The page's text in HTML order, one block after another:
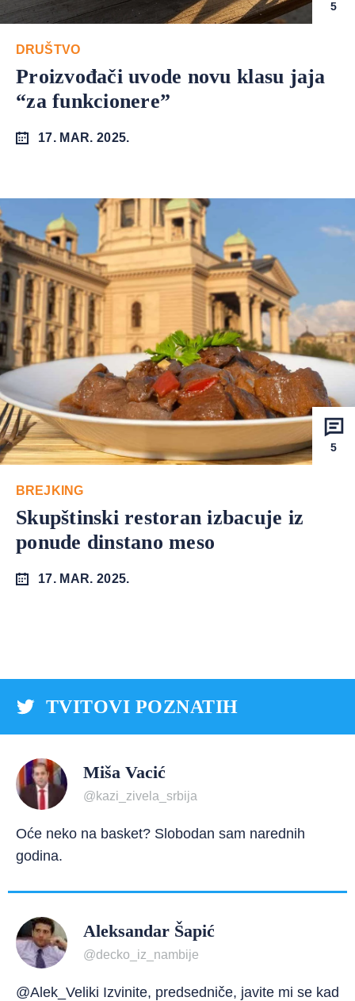
5
DRUŠTVO
Proizvođači uvode novu klasu jaja
“za funkcionere”
17. MAR. 2025.
5
BREJKING
Skupštinski restoran izbacuje iz
ponude dinstano meso
17. MAR. 2025.
TVITOVI POZNATIH
Miša Vacić
@kazi_zivela_srbija
Oće neko na basket? Slobodan sam narednih
godina.
Aleksandar Šapić
@decko_iz_nambije
@Alek_Veliki Izvinite, predsedniče, javite mi se kad